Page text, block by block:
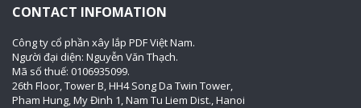
CONTACT INFOMATION
Công ty cổ phần xây lắp PDF Việt Nam.
Người đại diện: Nguyễn Văn Thạch.
Mã số thuế: 0106935099.
26th Floor, Tower B, HH4 Song Da Twin Tower,
Pham Hung, My Đinh 1, Nam Tu Liem Dist., Hanoi